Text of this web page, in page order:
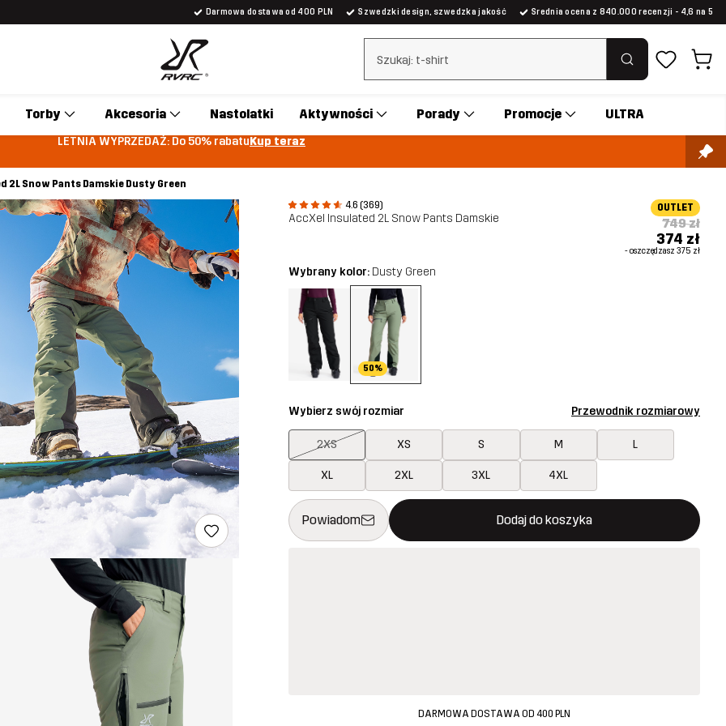
Darmowa dostawa od 400 PLN Szwedzki design, szwedzka jakość Średnia ocena z 840.000 recenzji - 4,6 na 5
Wyczyść wyszukiwanie
Torby Akcesoria Nastolatki Aktywności Porady Promocje ULTRA
LETNIA WYPRZEDAŻ: Do 50% rabatuKup teraz
2L Snow Pants Damskie Dusty Green
4.6 (369)
AccXel Insulated 2L Snow Pants Damskie
OUTLET
749 zł
374 zł
- oszczędzasz 375 zł
Wybrany kolor: Dusty Green
50%
Wybierz swój rozmiar Przewodnik rozmiarowy
2XS XS S M L
XL 2XL 3XL 4XL
Powiadom Dodaj do koszyka
Ten przycisk otworzy nowe okno, w którym można potwierdzić dodanie
{{size}} nie jest dostępny
DARMOWA DOSTAWA OD 400 PLN